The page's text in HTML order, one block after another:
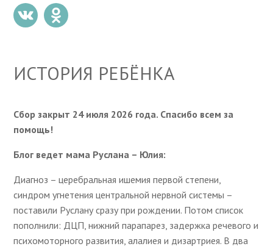
ИСТОРИЯ РЕБЁНКА
Сбор закрыт 24 июля 2026 года. Спасибо всем за
помощь!
Блог ведет мама Руслана – Юлия:
Диагноз – церебральная ишемия первой степени,
синдром угнетения центральной нервной системы –
поставили Руслану сразу при рождении. Потом список
пополнили: ДЦП, нижний парапарез, задержка речевого и
психомоторного развития, алалиея и дизартриея. В два